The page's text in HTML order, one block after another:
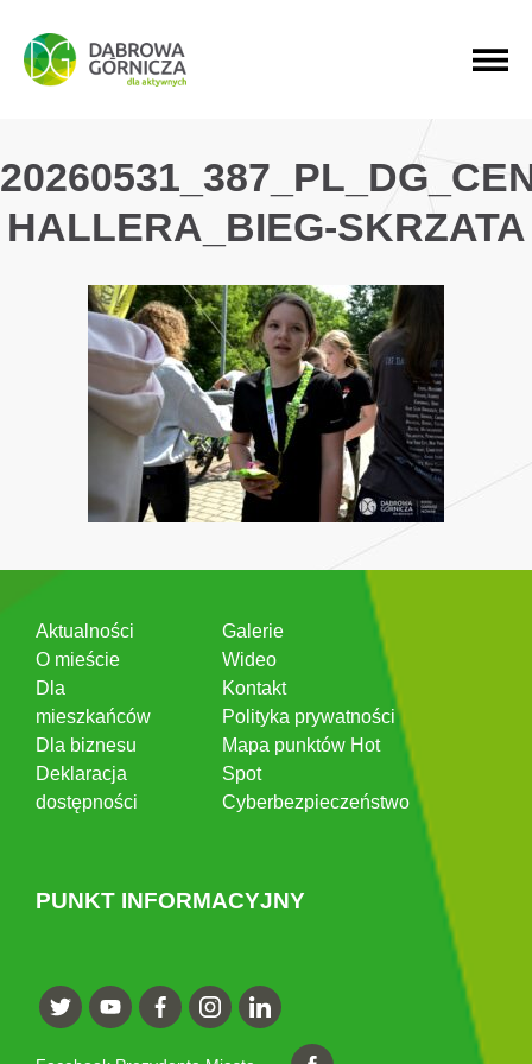
PRZEJDŹ DO MENU GŁÓWNEGO
PRZEJDŹ DO WYSZUKIWARKI
PRZEJDŹ DO TREŚCI
HALLERA_BIEG-SKRZATA
Aktualności
O mieście
Dla
mieszkańców
Dla biznesu
Deklaracja
dostępności
Galerie
Wideo
Kontakt
Polityka prywatności
Mapa punktów Hot
Spot
Cyberbezpieczeństwo
PUNKT INFORMACYJNY